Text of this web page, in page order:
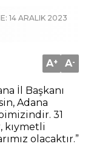
14 ARALIK 2023
A+ A-
İl Başkanı
Adana
31
kıymetli
olacaktır.”